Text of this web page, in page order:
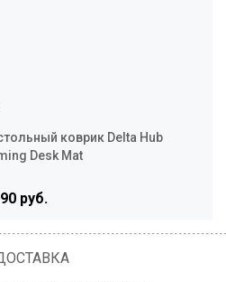
коврик Delta Hub
Desk Mat
руб.